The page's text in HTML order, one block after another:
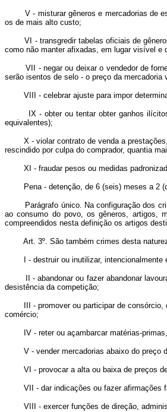
V - misturar gêneros e mercadorias de
os de mais alto custo;
VI - transgredir tabelas oficiais de gêneros
como não manter afixadas, em lugar visível e
VII - negar ou deixar o vendedor de
serão isentos de selo - o preço da
VIII - celebrar ajuste para impor
IX - obter ou tentar obter ganhos ilícitos
equivalentes);
X - violar contrato de venda a prestações,
rescindido por culpa do comprador, quantia
XI - fraudar pesos ou medidas
Pena - detenção, de 6 (seis) meses a 2
Parágrafo único. Na configuração dos
ao consumo do povo, os gêneros, artigos,
compreendidos nesta definição os artigos
Art. 3º. São também crimes desta
I - destruir ou inutilizar, intencionalmente e
II - abandonar ou fazer abandonar lavoura
desistência da competição;
III - promover ou participar de consórcio,
comércio;
IV - reter ou açambarcar matérias-primas,
V - vender mercadorias abaixo do preço
VI - provocar a alta ou baixa de preços de
VII - dar indicações ou fazer afirmações
VIII - exercer funções de direção,